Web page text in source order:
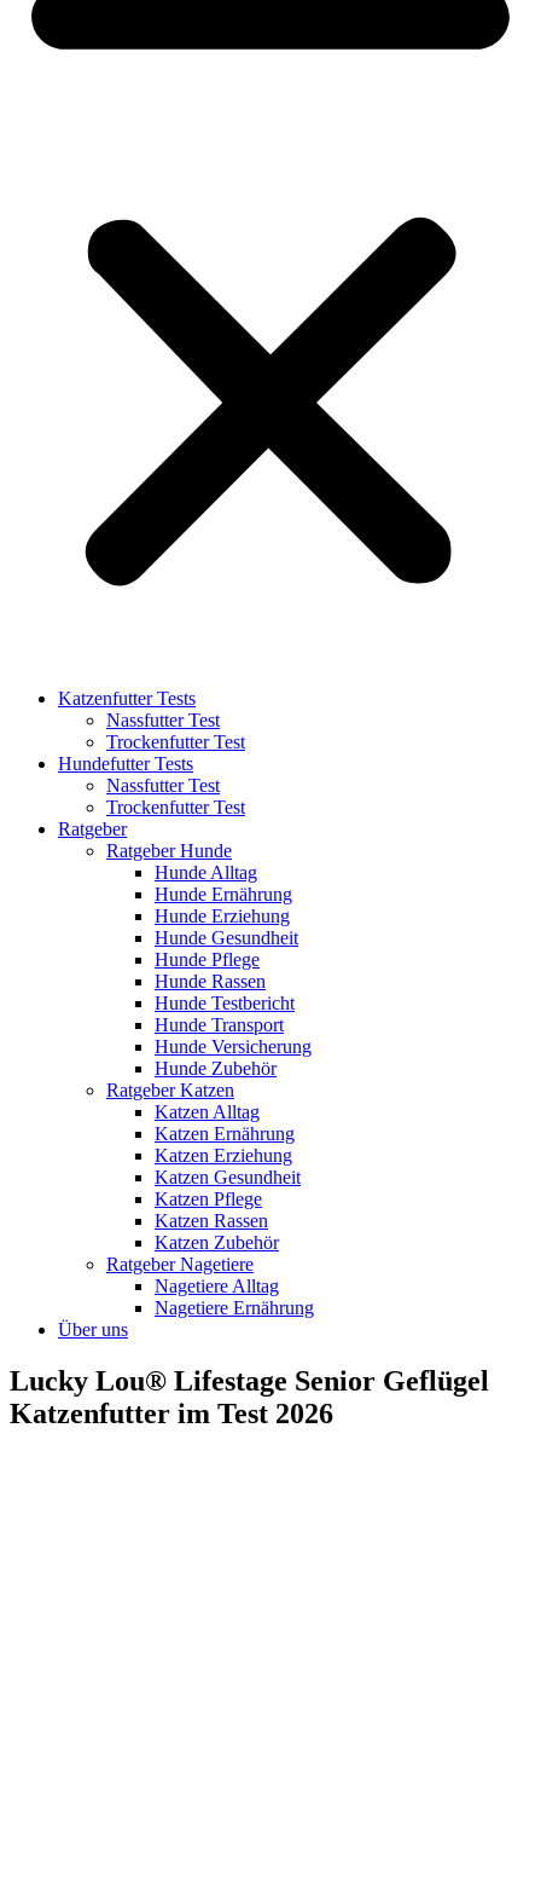
Katzenfutter Tests
Nassfutter Test
Trockenfutter Test
Hundefutter Tests
Nassfutter Test
Trockenfutter Test
Ratgeber
Ratgeber Hunde
Hunde Alltag
Hunde Ernährung
Hunde Erziehung
Hunde Gesundheit
Hunde Pflege
Hunde Rassen
Hunde Testbericht
Hunde Transport
Hunde Versicherung
Hunde Zubehör
Ratgeber Katzen
Katzen Alltag
Katzen Ernährung
Katzen Erziehung
Katzen Gesundheit
Katzen Pflege
Katzen Rassen
Katzen Zubehör
Ratgeber Nagetiere
Nagetiere Alltag
Nagetiere Ernährung
Über uns
Lucky Lou® Lifestage Senior Geflügel
Katzenfutter im Test 2026